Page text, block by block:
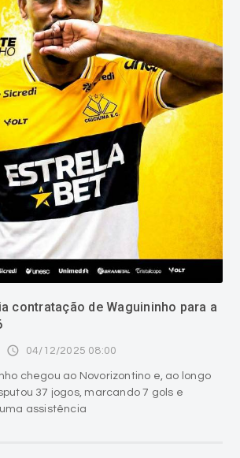
contratação de Waguininho para a
access_time 04/12/2025 08:00
chegou ao Novorizontino e, ao longo
37 jogos, marcando 7 gols e
assistência